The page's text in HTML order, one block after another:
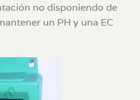
no disponiendo de
un PH y una EC